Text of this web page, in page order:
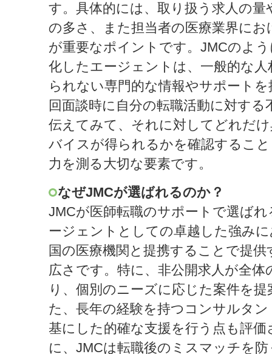
す。具体的には、取り扱う求人の量
の多さ、また担当者の医療業界に
が重要なポイントです。JMCのよ
化したエージェントは、一般的な
られない専門的な情報やサポート
回面談時に自分の転職活動に対する
伝えてみて、それに対してどれだ
バイスが得られるかを確認するこ
力を測る大切な要素です。
なぜJMCが選ばれるのか？
JMCが医師転職のサポートで選ば
ージェントとしての卓越した強み
国の医療機関と提携することで提
広さです。特に、非公開求人が全
り、個別のニーズに応じた案件を
た、長年の経験を持つコンサルタ
基にした的確な支援を行う点も評
に、JMCは転職後のミスマッチを